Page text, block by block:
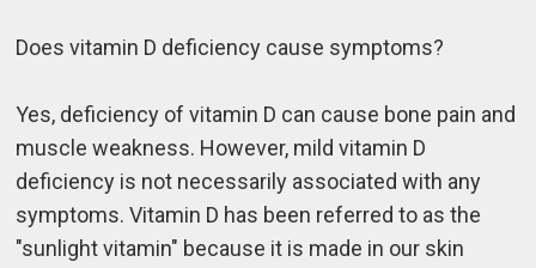
Does vitamin D deficiency cause symptoms?
Yes, deficiency of vitamin D can cause bone pain and
muscle weakness. However, mild vitamin D
deficiency is not necessarily associated with any
symptoms. Vitamin D has been referred to as the
"sunlight vitamin" because it is made in our skin